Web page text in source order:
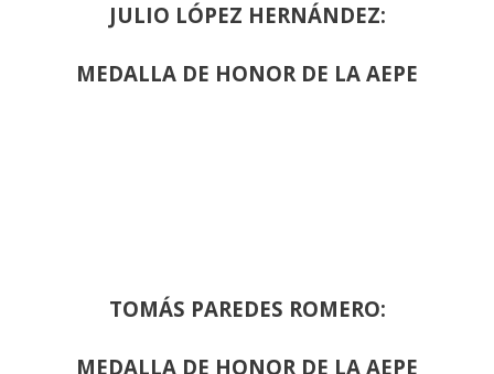
JULIO LÓPEZ HERNÁNDEZ:
MEDALLA DE HONOR DE LA AEPE
TOMÁS PAREDES ROMERO:
MEDALLA DE HONOR DE LA AEPE